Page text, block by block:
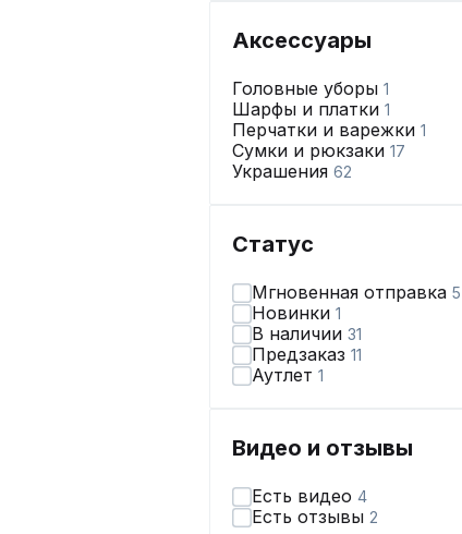
Аксессуары
Головные уборы 1
Шарфы и платки 1
Перчатки и варежки 1
Сумки и рюкзаки 17
Украшения 62
Статус
Мгновенная отправка 5
Новинки 1
В наличии 31
Предзаказ 11
Аутлет 1
Видео и отзывы
Есть видео 4
Есть отзывы 2